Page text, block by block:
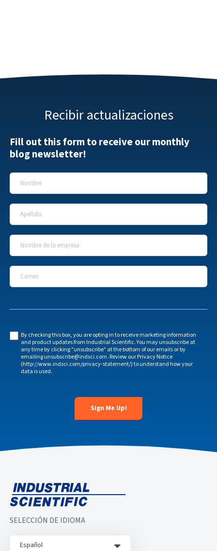
Recibir actualizaciones
Fill out this form to receive our monthly
blog newsletter!
Nombre
Apellido
Nombre de la empresa
Correo
By checking this box, you are opting in to receive marketing information
and product updates from Industrial Scientific. You may unsubscribe at
any time by clicking "unsubscribe" at the bottom of our emails or by
emailing unsubscribe@indsci.com. Review our Privacy Notice
(http://www.indsci.com/privacy-statement/) to understand how your
data is used.
SELECCIÓN DE IDIOMA
Español